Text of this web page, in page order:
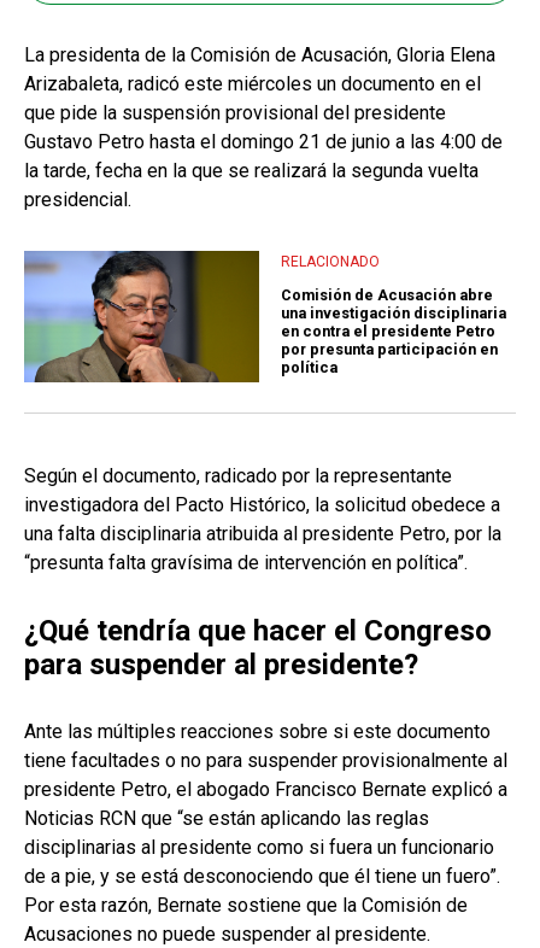
La presidenta de la Comisión de Acusación, Gloria Elena
Arizabaleta, radicó este miércoles un documento en el
que pide la suspensión provisional del presidente
Gustavo Petro hasta el domingo 21 de junio a las 4:00 de
la tarde, fecha en la que se realizará la segunda vuelta
presidencial.
RELACIONADO
Comisión de Acusación abre
una investigación disciplinaria
en contra el presidente Petro
por presunta participación en
política
Según el documento, radicado por la representante
investigadora del Pacto Histórico, la solicitud obedece a
una falta disciplinaria atribuida al presidente Petro, por la
“presunta falta gravísima de intervención en política”.
¿Qué tendría que hacer el Congreso
para suspender al presidente?
Ante las múltiples reacciones sobre si este documento
tiene facultades o no para suspender provisionalmente al
presidente Petro, el abogado Francisco Bernate explicó a
Noticias RCN que “se están aplicando las reglas
disciplinarias al presidente como si fuera un funcionario
de a pie, y se está desconociendo que él tiene un fuero”.
Por esta razón, Bernate sostiene que la Comisión de
Acusaciones no puede suspender al presidente.